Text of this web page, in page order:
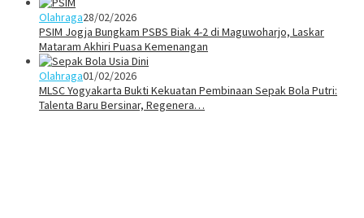
Olahraga28/02/2026
PSIM Jogja Bungkam PSBS Biak 4-2 di Maguwoharjo, Laskar
Mataram Akhiri Puasa Kemenangan
Olahraga01/02/2026
MLSC Yogyakarta Bukti Kekuatan Pembinaan Sepak Bola Putri:
Talenta Baru Bersinar, Regenera…